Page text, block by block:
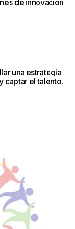
de innovación
una estrategia
captar el talento.